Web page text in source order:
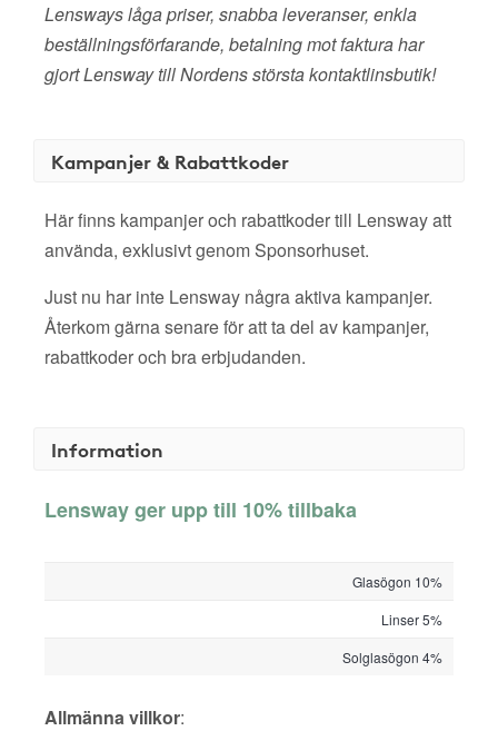
Lensways låga priser, snabba leveranser, enkla
beställningsförfarande, betalning mot faktura har
gjort Lensway till Nordens största kontaktlinsbutik!
Kampanjer & Rabattkoder
Här finns kampanjer och rabattkoder till Lensway att
använda, exklusivt genom Sponsorhuset.
Just nu har inte Lensway några aktiva kampanjer.
Återkom gärna senare för att ta del av kampanjer,
rabattkoder och bra erbjudanden.
Information
Lensway ger upp till 10% tillbaka
Glasögon 10%
Linser 5%
Solglasögon 4%
Allmänna villkor: